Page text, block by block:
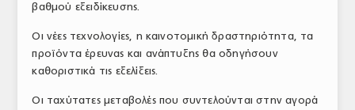
βαθμού εξειδίκευσης.
Οι νέες τεχνολογίες, η καινοτομική δραστηριότητα, τα
προϊόντα έρευνας και ανάπτυξης θα οδηγήσουν
καθοριστικά τις εξελίξεις.
Οι ταχύτατες μεταβολές που συντελούνται στην αγορά